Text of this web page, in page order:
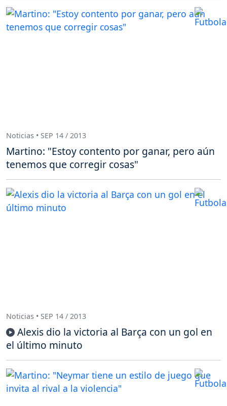
Noticias • SEP 14 / 2013
Martino: "Estoy contento por ganar, pero aún
tenemos que corregir cosas"
Noticias • SEP 14 / 2013
Alexis dio la victoria al Barça con un gol en
el último minuto